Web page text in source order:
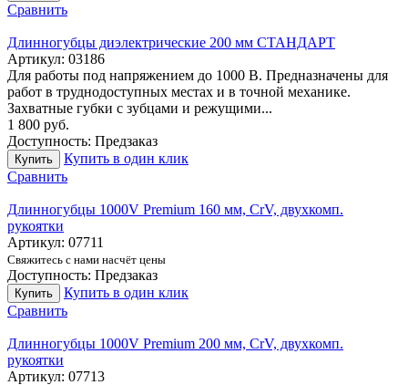
Сравнить
Длинногубцы диэлектрические 200 мм СТАНДАРТ
Артикул: 03186
Для работы под напряжением до 1000 В. Предназначены для
работ в труднодоступных местах и в точной механике.
Захватные губки с зубцами и режущими...
1 800 руб.
Доступность: Предзаказ
Купить
Купить в один клик
Сравнить
Длинногубцы 1000V Premium 160 мм, CrV, двухкомп.
рукоятки
Артикул: 07711
Свяжитесь с нами насчёт цены
Доступность: Предзаказ
Купить
Купить в один клик
Сравнить
Длинногубцы 1000V Premium 200 мм, CrV, двухкомп.
рукоятки
Артикул: 07713